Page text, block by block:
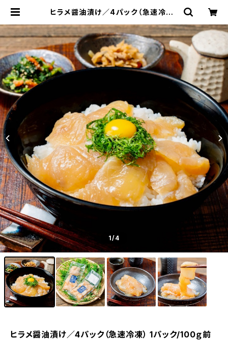
ヒラメ醤油漬け／4パック（急速冷凍）
平目 鮃 ひらめ 真空パック 刺身 北海
道 寿都 3D冷凍 冷凍 おかず おつま
み お酒 肴 | マルホン小西漁業 Onli
ne Shop
1/4
ヒラメ醤油漬け／4パック（急速冷凍） 1パック/100ｇ前